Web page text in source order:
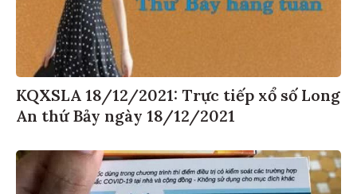
KQXSLA 18/12/2021: Trực tiếp xổ số Long
An thứ Bảy ngày 18/12/2021